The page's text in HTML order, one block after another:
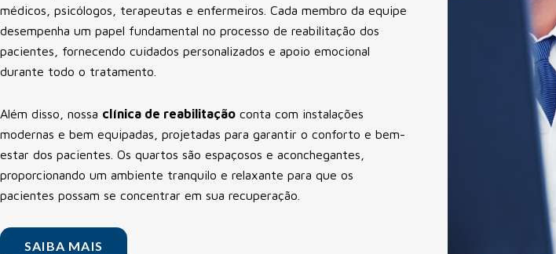
médicos, psicólogos, terapeutas e enfermeiros. Cada membro da equipe
desempenha um papel fundamental no processo de reabilitação dos
pacientes, fornecendo cuidados personalizados e apoio emocional
durante todo o tratamento.
Além disso, nossa clínica de reabilitação conta com instalações
modernas e bem equipadas, projetadas para garantir o conforto e bem-
estar dos pacientes. Os quartos são espaçosos e aconchegantes,
proporcionando um ambiente tranquilo e relaxante para que os
pacientes possam se concentrar em sua recuperação.
SAIBA MAIS